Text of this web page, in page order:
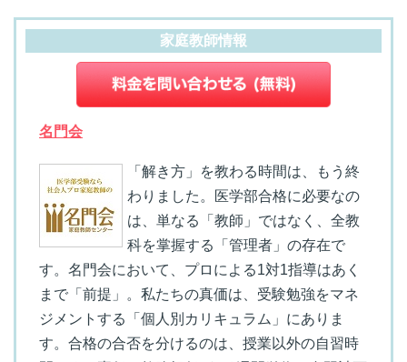
家庭教師情報
名門会
「解き方」を教わる時間は、もう終
わりました。医学部合格に必要なの
は、単なる「教師」ではなく、全教
科を掌握する「管理者」の存在で
す。名門会において、プロによる1対1指導はあく
まで「前提」。私たちの真価は、受験勉強をマネ
ジメントする「個人別カリキュラム」にありま
す。合格の合否を分けるのは、授業以外の自習時